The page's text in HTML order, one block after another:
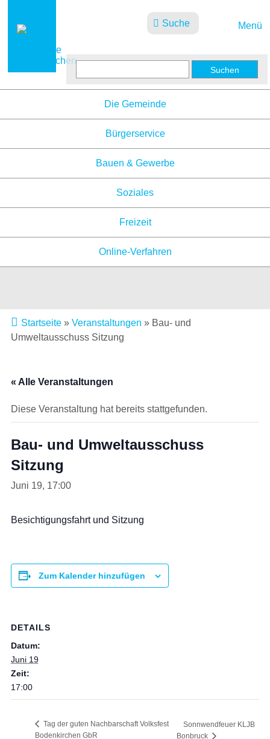
Menü
Suche
Die Gemeinde
Bürgerservice
Bauen & Gewerbe
Soziales
Freizeit
Online-Verfahren
Startseite» Veranstaltungen » Bau- und
Umweltausschuss Sitzung
« Alle Veranstaltungen
Diese Veranstaltung hat bereits stattgefunden.
Bau- und Umweltausschuss
Sitzung
Juni 19, 17:00
Besichtigungsfahrt und Sitzung
Zum Kalender hinzufügen
DETAILS
Datum:
Juni 19
Zeit:
17:00
Tag der guten Nachbarschaft Volksfest
Bodenkirchen GbR
Sonnwendfeuer KLJB
Bonbruck